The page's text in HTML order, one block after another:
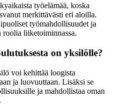
työelämää, koska
merkittävästi eri aloilla.
työmahdollisuudet ja
roolia liiketoiminnassa.
on yksilölle?
voi kehittää loogista
ja luovuuttaan. Lisäksi se
ja mahdollistaa oman